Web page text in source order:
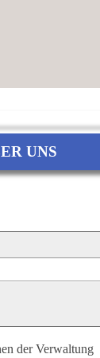
UNS
der Verwaltung